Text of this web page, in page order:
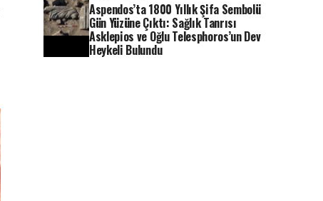
Aspendos’ta 1800 Yıllık Şifa Sembolü
Gün Yüzüne Çıktı: Sağlık Tanrısı
Asklepios ve Oğlu Telesphoros’un Dev
Heykeli Bulundu